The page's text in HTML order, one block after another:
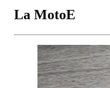
La MotoE